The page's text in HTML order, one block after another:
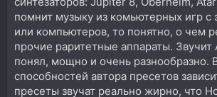
помнит музыку из комьютерных игр с
или компьютеров, то понятно, о чем
прочие раритетные аппараты. Звучит
понял, мощно и очень разнообразно.
способностей автора пресетов
пресеты звучат реально жирно, что